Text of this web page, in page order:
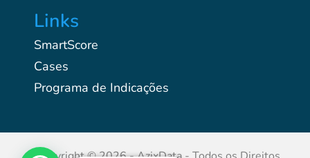
Links
SmartScore
Cases
Programa de Indicações